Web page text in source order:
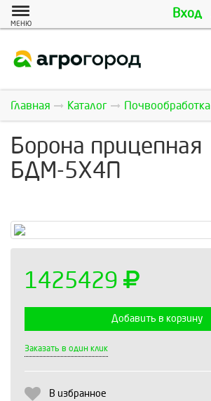
Вход
МЕНЮ
Главная Каталог Почвообработка
Борона прицепная
БДМ-5Х4П
1425429
Добавить в корзину
Заказать в один клик
В избранное